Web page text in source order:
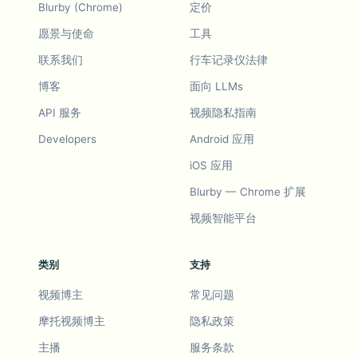
Blurby (Chrome)
愿景与使命
联系我们
博客
API 服务
Developers
定价
工具
行车记录仪法律
面向 LLMs
视频隐私指南
Android 应用
iOS 应用
Blurby — Chrome 扩展
视频智能平台
类别
视频博主
摩托视频博主
主播
支持
常见问题
隐私政策
服务条款